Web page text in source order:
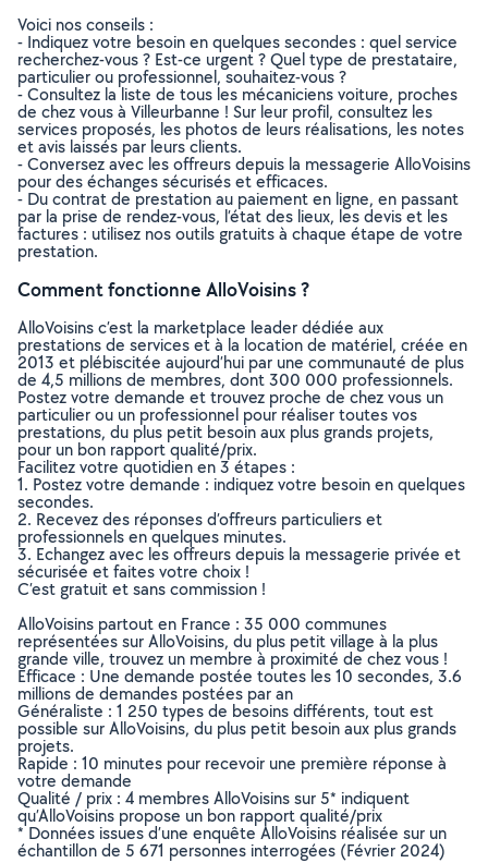
Voici nos conseils :
- Indiquez votre besoin en quelques secondes : quel service
recherchez-vous ? Est-ce urgent ? Quel type de prestataire,
particulier ou professionnel, souhaitez-vous ?
- Consultez la liste de tous les mécaniciens voiture, proches
de chez vous à Villeurbanne ! Sur leur profil, consultez les
services proposés, les photos de leurs réalisations, les notes
et avis laissés par leurs clients.
- Conversez avec les offreurs depuis la messagerie AlloVoisins
pour des échanges sécurisés et efficaces.
- Du contrat de prestation au paiement en ligne, en passant
par la prise de rendez-vous, l’état des lieux, les devis et les
factures : utilisez nos outils gratuits à chaque étape de votre
prestation.
Comment fonctionne AlloVoisins ?
AlloVoisins c’est la marketplace leader dédiée aux
prestations de services et à la location de matériel, créée en
2013 et plébiscitée aujourd’hui par une communauté de plus
de 4,5 millions de membres, dont 300 000 professionnels.
Postez votre demande et trouvez proche de chez vous un
particulier ou un professionnel pour réaliser toutes vos
prestations, du plus petit besoin aux plus grands projets,
pour un bon rapport qualité/prix.
Facilitez votre quotidien en 3 étapes :
1. Postez votre demande : indiquez votre besoin en quelques
secondes.
2. Recevez des réponses d’offreurs particuliers et
professionnels en quelques minutes.
3. Echangez avec les offreurs depuis la messagerie privée et
sécurisée et faites votre choix !
C’est gratuit et sans commission !
AlloVoisins partout en France : 35 000 communes
représentées sur AlloVoisins, du plus petit village à la plus
grande ville, trouvez un membre à proximité de chez vous !
Efficace : Une demande postée toutes les 10 secondes, 3.6
millions de demandes postées par an
Généraliste : 1 250 types de besoins différents, tout est
possible sur AlloVoisins, du plus petit besoin aux plus grands
projets.
Rapide : 10 minutes pour recevoir une première réponse à
votre demande
Qualité / prix : 4 membres AlloVoisins sur 5* indiquent
qu’AlloVoisins propose un bon rapport qualité/prix
* Données issues d’une enquête AlloVoisins réalisée sur un
échantillon de 5 671 personnes interrogées (Février 2024)